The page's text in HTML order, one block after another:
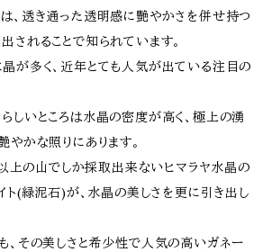
、透き通った透明感に艷やかさを併せ持つ
されることで知られています。
が多く、近年とても人気が出ている注目の
しいところは水晶の密度が高く、極上の湧
やかな照りにあります。
上の山でしか採取出来ないヒマラヤ水晶の
ト(緑泥石)が、水晶の美しさを更に引き出し
、その美しさと希少性で人気の高いガネー